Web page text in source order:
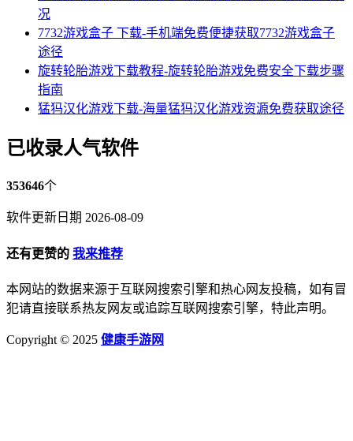
况
7732游戏盒子 下载-手机端免费便捷获取7732游戏盒子
途径
旋转轮胎游戏下载教程-旋转轮胎游戏免费安全下载步骤
指南
猛犸汉化游戏下载-海量猛犸汉化游戏资源免费获取途径
已收录人气软件
353646个
软件更新日期 2026-08-09
还有更赞的 我来推荐
本网站的数据来源于互联网搜索引擎和热心网友投稿，如有冒
犯请直接联系热友网友或追踪互联网搜索引擎，特此声明。
Copyright © 2025 健康手游网